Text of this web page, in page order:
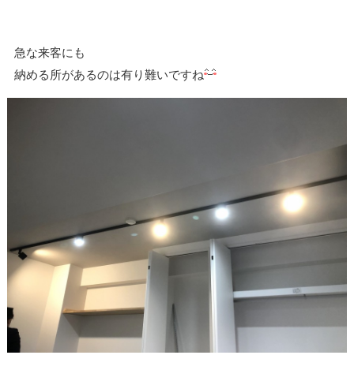
急な来客にも
納める所があるのは有り難いですね